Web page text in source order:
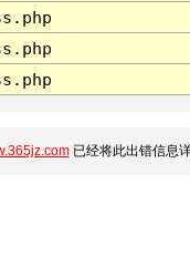
已经将此出错信息